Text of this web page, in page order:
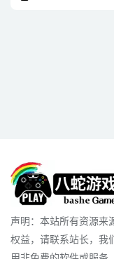
声明：本站所有资源来
权益，请联系站长，我